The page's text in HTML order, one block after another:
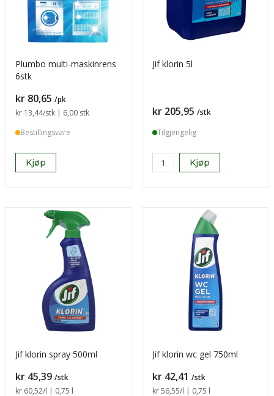
Plumbo multi-maskinrens
6stk
Pris
kr 80,65 /pk
Sammenligning pris
kr 13,44/stk | 6,00 stk
Bestillingsvare
Kjøp
Jif klorin 5l
Pris
kr 205,95 /stk
Tilgjengelig
Kjøp
Jif klorin spray 500ml
Pris
kr 45,39 /stk
Sammenligning pris
kr 60,52/l | 0,75 l
Jif klorin wc gel 750ml
Pris
kr 42,41 /stk
Sammenligning pris
kr 56,55/l | 0,75 l